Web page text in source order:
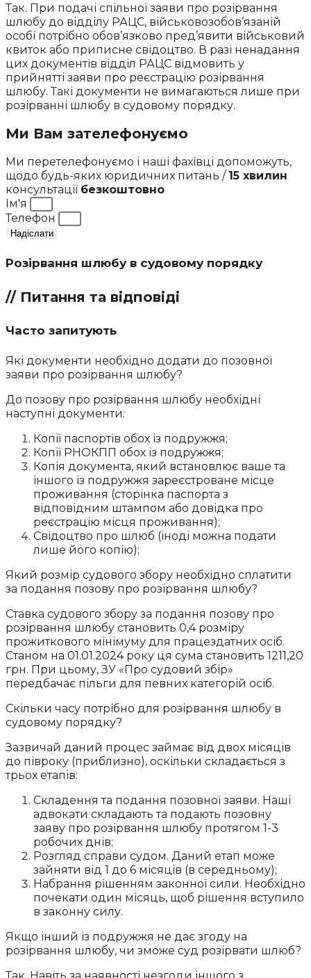
Так. При подачі спільної заяви про розірвання
шлюбу до відділу РАЦС, військовозобов’язаній
особі потрібно обов’язково пред’явити військовий
квиток або приписне свідоцтво. В разі ненадання
цих документів відділ РАЦС відмовить у
прийнятті заяви про реєстрацію розірвання
шлюбу. Такі документи не вимагаються лише при
розірванні шлюбу в судовому порядку.
Ми Вам зателефонуємо
Ми перетелефонуємо і наші фахівці допоможуть,
щодо будь-яких юридичних питань / 15 хвилин
консультації безкоштовно
Ім'я
Телефон
Надіслати
Розірвання шлюбу в судовому порядку
// Питання та відповіді
Часто запитують
Які документи необхідно додати до позовної
заяви про розірвання шлюбу?
До позову про розірвання шлюбу необхідні
наступні документи:
Копії паспортів обох із подружжя;
Копії РНОКПП обох із подружжя;
Копія документа, який встановлює ваше та
іншого із подружжя зареєстроване місце
проживання (сторінка паспорта з
відповідним штампом або довідка про
реєстрацію місця проживання);
Свідоцтво про шлюб (іноді можна подати
лише його копію);
Який розмір судового збору необхідно сплатити
за подання позову про розірвання шлюбу?
Ставка судового збору за подання позову про
розірвання шлюбу становить 0,4 розміру
прожиткового мінімуму для працездатних осіб.
Станом на 01.01.2024 року ця сума становить 1211,20
грн. При цьому, ЗУ «Про судовий збір»
передбачає пільги для певних категорій осіб.
Скільки часу потрібно для розірвання шлюбу в
судовому порядку?
Зазвичай даний процес займає від двох місяців
до півроку (приблизно), оскільки складається з
трьох етапів:
Складення та подання позовної заяви. Наші
адвокати складають та подають позовну
заяву про розірвання шлюбу протягом 1-3
робочих днів;
Розгляд справи судом. Даний етап може
зайняти від 1 до 6 місяців (в середньому);
Набрання рішенням законної сили. Необхідно
почекати один місяць, щоб рішення вступило
в законну силу.
Якщо інший із подружжя не дає згоду на
розірвання шлюбу, чи зможе суд розірвати шлюб?